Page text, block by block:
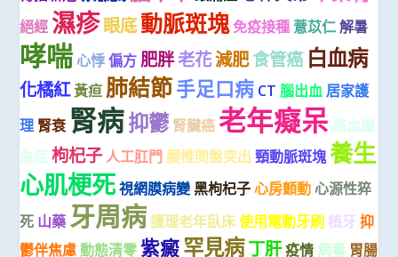
絕經 濕疹眼底動脈斑塊免疫接種 薏苡仁 解暑
哮喘 心悸 偏方 肥胖老花減肥食管癌 白血病
化橘紅黃疸 肺結節手足口病 CT 腦出血 居家護
理 腎衰 腎病抑鬱 腎臟癌 老年癡呆 高血壓
急症 枸杞子人工肛門 腰椎間盤突出 頸動脈斑塊養生
心肌梗死視網膜病變 黑枸杞子 心房顫動 心源性猝
死 山藥 牙周病 護理老年臥床 使用電動牙刷 植牙 抑
鬱伴焦慮 動態清零 紫癜罕見病丁肝疫情 病毒 胃腸